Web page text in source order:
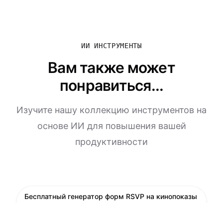
ИИ ИНСТРУМЕНТЫ
Вам также может
понравиться...
Изучите нашу коллекцию инструментов на
основе ИИ для повышения вашей
продуктивности
Бесплатный генератор форм RSVP на кинопоказы